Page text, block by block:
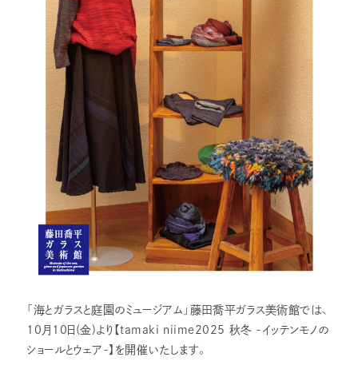
「海とガラスと庭園のミュージアム」藤田喬平ガラス美術館では、
10月10日(金)より【tamaki niime2025 秋冬 -イッテンモノの
ショールとウェア-】を開催いたします。